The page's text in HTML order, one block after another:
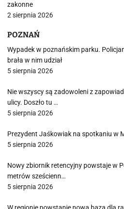
zakonne
2 sierpnia 2026
POZNAŃ
Wypadek w poznańskim parku.
brała w nim udział
5 sierpnia 2026
Nie wszyscy są zadowoleni z
ulicy. Doszło tu …
5 sierpnia 2026
Prezydent Jaśkowiak na spotkaniu w
5 sierpnia 2026
Nowy zbiornik retencyjny powstaje w
metrów sześcienn…
5 sierpnia 2026